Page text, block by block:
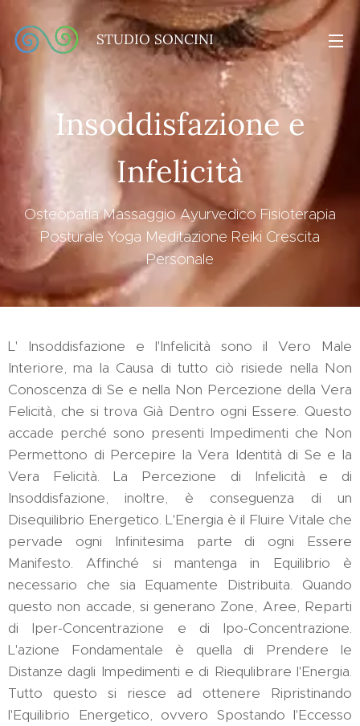
STUDIO SONCINI
Insoddisfazione e
Infelicità
Osteopatia Massaggio Ayurvedico Fisioterapia
Posturale Yoga Meditazione Reiki Crescita
Personale
L' Insoddisfazione e l'Infelicità sono il Vero Male
Interiore, ma la Causa di tutto ciò risiede nella Non
Conoscenza di Se e nella Non Percezione della Vera
Felicità, che si trova Già Dentro ogni Essere. Questo
accade perché sono presenti Impedimenti che Non
Permettono di Percepire la Vera Identità di Se e la
Vera Felicità. La Percezione di Infelicità e di
Insoddisfazione, inoltre, è conseguenza di un
Disequilibrio Energetico. L'Energia è il Fluire Vitale che
pervade ogni Infinitesima parte di ogni Essere
Manifesto. Affinché si mantenga in Equilibrio è
necessario che sia Equamente Distribuita. Quando
questo non accade, si generano Zone, Aree, Reparti
di Iper-Concentrazione e di Ipo-Concentrazione.
L'azione Fondamentale è quella di Prendere le
Distanze dagli Impedimenti e di Riequlibrare l'Energia.
Tutto questo si riesce ad ottenere Ripristinando
l'Equilibrio Energetico, ovvero Spostando l'Eccesso